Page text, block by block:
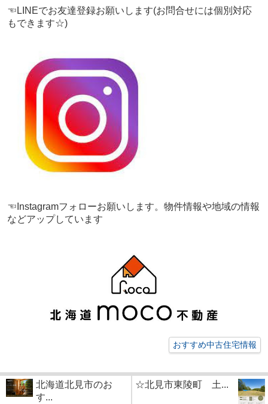
☜LINEでお友達登録お願いします(お問合せには個別対応
もできます☆)
☜Instagramフォローお願いします。物件情報や地域の情報
などアップしています
おすすめ中古住宅情報
北海道北見市のお
す...
☆北見市東陵町 土...